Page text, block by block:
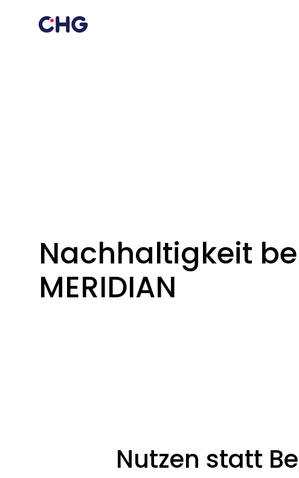
Nachhaltigkeit
MERIDIAN
Nutzen statt